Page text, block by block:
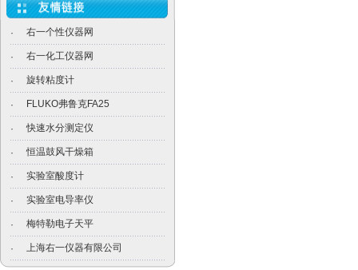
· 右一个性仪器网
· 右一化工仪器网
· 旋转粘度计
· FLUKO弗鲁克FA25
· 快速水分测定仪
· 恒温鼓风干燥箱
· 实验室酸度计
· 实验室电导率仪
· 梅特勒电子天平
· 上海右一仪器有限公司